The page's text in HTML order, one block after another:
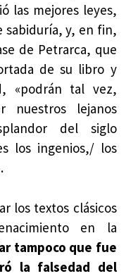
las mejores leyes,
sabiduría, y, en fin,
de Petrarca, que
de su libro y
«podrán tal vez,
nuestros lejanos
del siglo
los ingenios,/ los
los textos clásicos
en la
tampoco que fue
la falsedad del